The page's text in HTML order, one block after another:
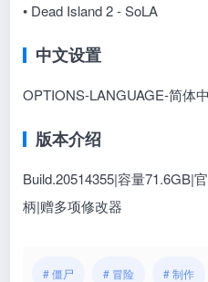
• Dead Island 2 - SoLA
中文设置
OPTIONS-LANGUAGE-简体
版本介绍
Build.20514355|容量71.6GB|
柄|赠多项修改器
# 僵尸 # 冒险 # 制作